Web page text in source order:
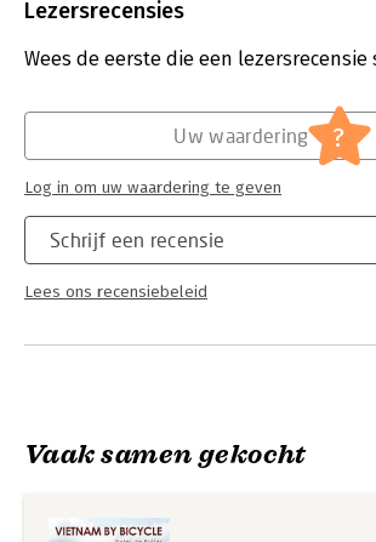
compares Vietnam with 2002 when he first
Bestandsformaat:
Uitgever:
PixelPerfect
Reizen
Lezersrecensies
Wees de eerste die een lezersrecensie
Schrijf een recensie
Lees ons recensiebeleid
Uw waardering ?
Log in om uw waardering te geven
Vaak samen gekocht